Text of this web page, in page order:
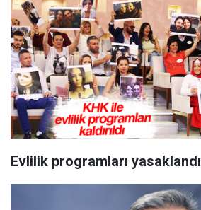
Evlilik programları yasaklandı